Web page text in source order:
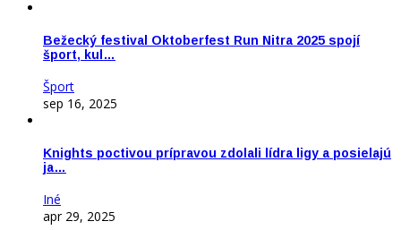
Bežecký festival Oktoberfest Run Nitra 2025 spojí
šport, kul…
Šport
sep 16, 2025
Knights poctivou prípravou zdolali lídra ligy a posielajú
ja…
Iné
apr 29, 2025